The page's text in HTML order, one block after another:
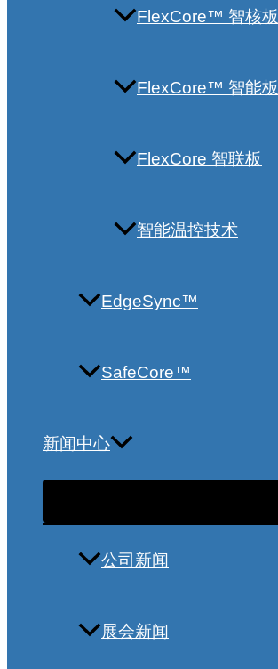
FlexCore™ 智核板
FlexCore™ 智能板
FlexCore 智联板
智能温控技术
EdgeSync™
SafeCore™
新闻中心
公司新闻
展会新闻